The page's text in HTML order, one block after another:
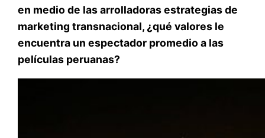
en medio de las arrolladoras estrategias de
marketing transnacional, ¿qué valores le
encuentra un espectador promedio a las
películas peruanas?